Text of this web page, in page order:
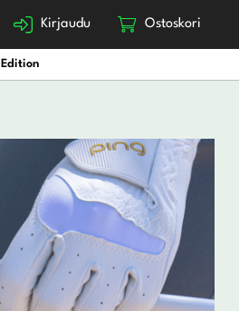
Kirjaudu Ostoskori